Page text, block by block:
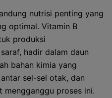
nutrisi penting yang
optimal. Vitamin B
produksi
hadir dalam daun
bahan kimia yang
sel-sel otak, dan
mengganggu proses ini.